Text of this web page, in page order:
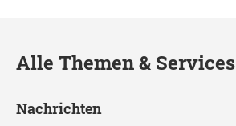
Alle Themen & Services
Nachrichten